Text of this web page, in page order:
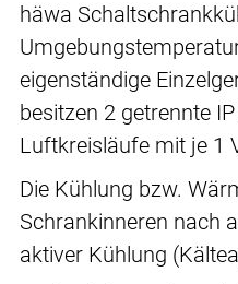
häwa
eigenständige
besitzen 2 getrennte
Luftkreisläufe mit je 1
Die Kühlung bzw.
Schrankinneren nach
aktiver Kühlung